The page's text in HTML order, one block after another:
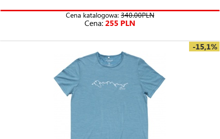
Cena katalogowa: 340.00PLN
Cena:255 PLN
-15,1%